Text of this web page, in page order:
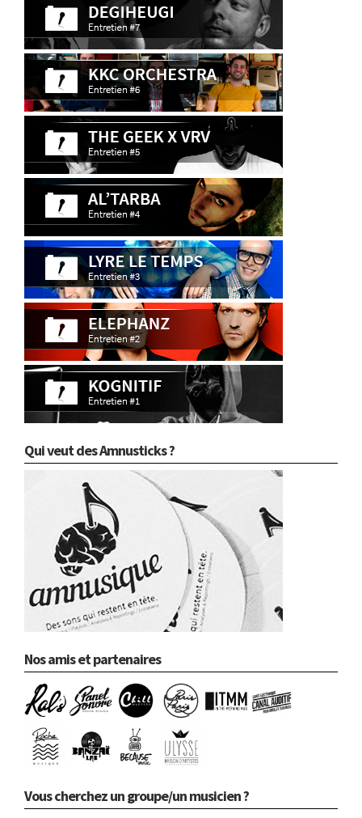
Qui veut des Amnusticks ?
Nos amis et partenaires
Vous cherchez un groupe/un musicien ?